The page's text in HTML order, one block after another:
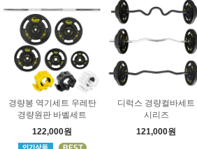
경량봉 역기세트 우레탄
경량원판 바벨세트
122,000원
디럭스 경량컬바세트
시리즈
121,000원